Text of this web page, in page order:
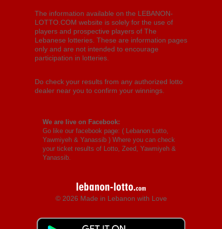
The information available on the LEBANON-
LOTTO.COM website is solely for the use of
players and prospective players of The
Lebanese lotteries. These are information pages
only and are not intended to encourage
participation in lotteries.
Do check your results from any authorized lotto
dealer near you to confirm your winnings.
We are live on Facebook:
Go like our facebook page: ( Lebanon Lotto,
Yawmiyeh & Yanassib ) Where you can check
your ticket results of Lotto, Zeed, Yawmiyeh &
Yanassib.
© 2026 Made in Lebanon with Love